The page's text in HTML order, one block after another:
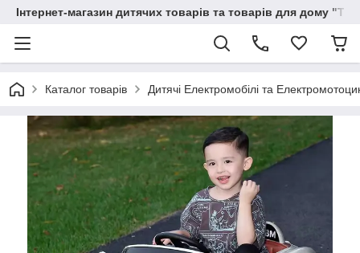
Інтернет-магазин дитячих товарів та товарів для дому
Каталог товарів Дитячі Електромобілі та